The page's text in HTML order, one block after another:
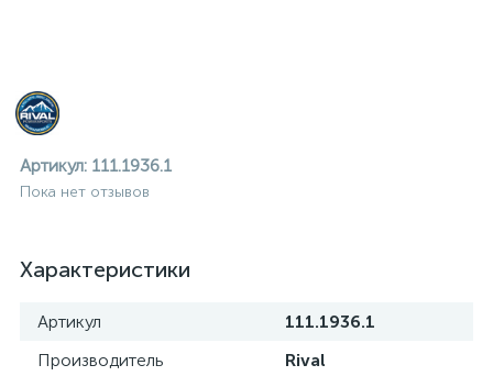
Артикул: 111.1936.1
Пока нет отзывов
Характеристики
Артикул
111.1936.1
Производитель
Rival